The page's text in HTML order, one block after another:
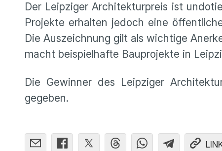
Der Leipziger Architekturpreis ist
Projekte erhalten jedoch eine
Die Auszeichnung gilt als wichtige
macht beispielhafte Bauprojekte in
Die Gewinner des Leipziger
gegeben.